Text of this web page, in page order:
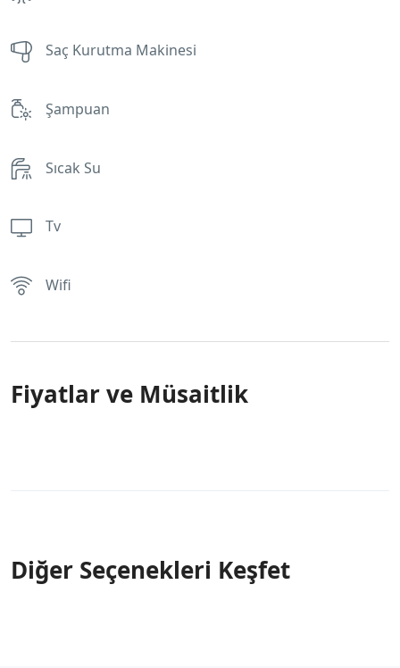
Saç Kurutma Makinesi
Şampuan
Sıcak Su
Tv
Wifi
Fiyatlar ve Müsaitlik
Diğer Seçenekleri Keşfet